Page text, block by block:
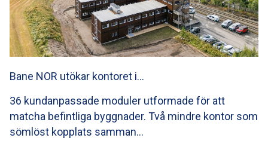
Bane NOR utökar kontoret i…
36 kundanpassade moduler utformade för att
matcha befintliga byggnader. Två mindre kontor som
sömlöst kopplats samman…